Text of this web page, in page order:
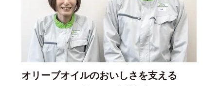
オリーブオイルのおいしさを支える